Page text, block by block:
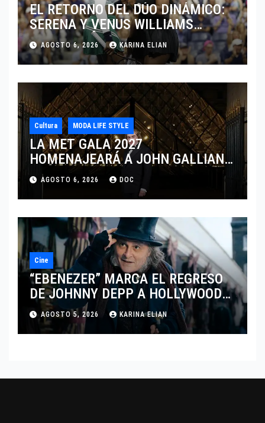
EL RETORNO DEL DÚO DINÁMICO:
SERENA Y VENUS WILLIAMS
DISPUTARÁN LOS DOBLES EN
CINCINNATI 2026
AGOSTO 6, 2026 KARINA ELIAN
Cultura MODA LIFE STYLE
LA MET GALA 2027
HOMENAJEARÁ A JOHN GALLIANO
MARCANDO EL REGRESO DEL REY
DEL DRAMATISMO
AGOSTO 6, 2026 DOC
Cine
“EBENEZER” MARCA EL REGRESO
DE JOHNNY DEPP A HOLLYWOOD
TRAS SU PASO POR EL CINE
INDEPENDIENTE EUROPEO
AGOSTO 5, 2026 KARINA ELIAN